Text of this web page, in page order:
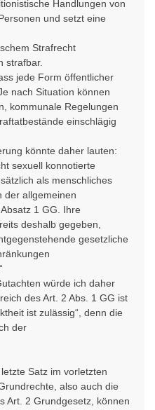
Handlungen von
und setzt eine
Strafrecht
strafbar.
jede Form öffentlicher
nach Situation können
kommunale Regelungen
einschlägig
könnte daher lauten:
sexuell konnotierte
als menschliches
der allgemeinen
1 GG. Ihre
deshalb gegeben,
gesetzliche
.“
würde ich daher
des Art. 2 Abs. 1 GG ist
ist zulässig“, denn die
der
Satz im vorletzten
also auch die
Art. 2 Grundgesetz, können